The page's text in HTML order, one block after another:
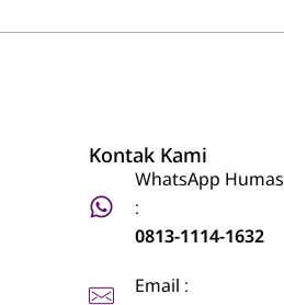
Kontak Kami
WhatsApp Humas
:
0813-1114-1632
Email :